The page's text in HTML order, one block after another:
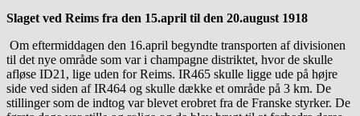
Slaget ved Reims fra den 15.april til den 20.august 1918
Om eftermiddagen den 16.april begyndte transporten af divisionen
til det nye område som var i champagne distriktet, hvor de skulle
afløse ID21, lige uden for Reims. IR465 skulle ligge ude på højre
side ved siden af IR464 og skulle dække et område på 3 km. De
stillinger som de indtog var blevet erobret fra de Franske styrker. De